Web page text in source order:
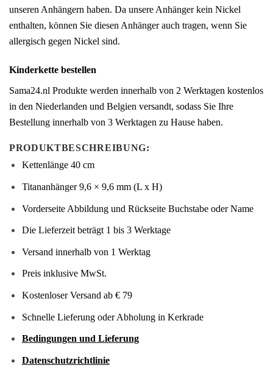
unseren Anhängern haben. Da unsere Anhänger kein Nickel
enthalten, können Sie diesen Anhänger auch tragen, wenn Sie
allergisch gegen Nickel sind.
Kinderkette bestellen
Sama24.nl Produkte werden innerhalb von 2 Werktagen kostenlos
in den Niederlanden und Belgien versandt, sodass Sie Ihre
Bestellung innerhalb von 3 Werktagen zu Hause haben.
PRODUKTBESCHREIBUNG:
Kettenlänge 40 cm
Titananhänger 9,6 × 9,6 mm (L x H)
Vorderseite Abbildung und Rückseite Buchstabe oder Name
Die Lieferzeit beträgt 1 bis 3 Werktage
Versand innerhalb von 1 Werktag
Preis inklusive MwSt.
Kostenloser Versand ab € 79
Schnelle Lieferung oder Abholung in Kerkrade
Bedingungen und Lieferung
Datenschutzrichtlinie